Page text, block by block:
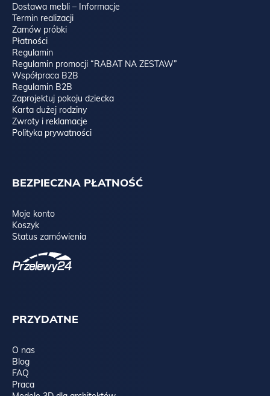
Dostawa mebli – Informacje
Termin realizacji
Zamów próbki
Płatności
Regulamin
Regulamin promocji “RABAT NA ZESTAW”
Współpraca B2B
Regulamin B2B
Zaprojektuj pokoju dziecka
Karta dużej rodziny
Zwroty i reklamacje
Polityka prywatności
BEZPIECZNA PŁATNOŚĆ
Moje konto
Koszyk
Status zamówienia
PRZYDATNE
O nas
Blog
FAQ
Praca